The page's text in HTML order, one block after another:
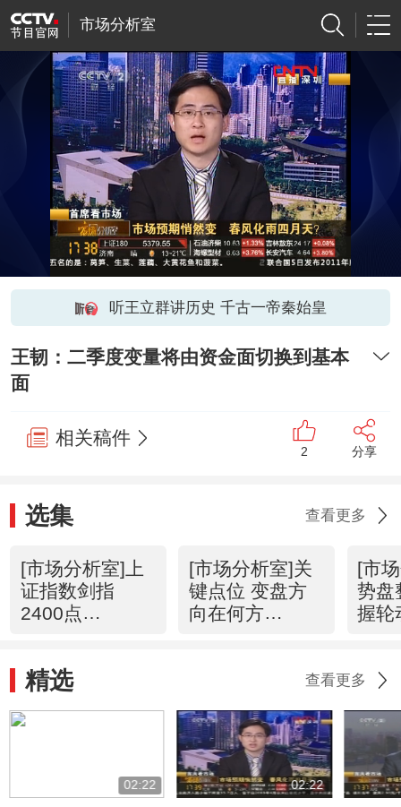
市场分析室
听王立群讲历史 千古一帝秦始皇
王韧：二季度变量将由资金面切换到基本
面
相关稿件
2 分享
选集 查看更多
[市场分析室]上
证指数剑指
2400点
[市场分析室]关
键点位 变盘方
向在何方
[市
势盘
握轮
精选 查看更多
02:22 02:22